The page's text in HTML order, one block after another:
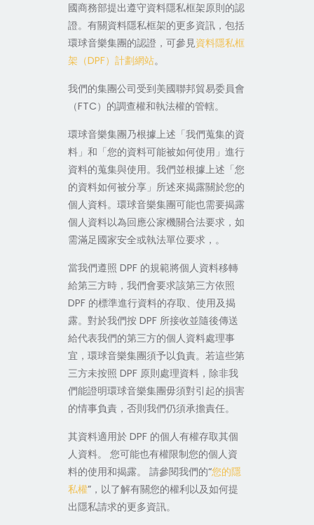
國商務部提出遵守資料隱私框架原則的認
證。有關資料隱私框架的更多資訊，包括
環球音樂集團的認證，可參見資料隱私框
架（DPF）計劃網站。
我們的集團公司受到美國聯邦貿易委員會
（FTC）的調查權和執法權的管轄。
環球音樂集團乃根據上述「我們蒐集的資
料」和「您的資料可能被如何使用」進行
資料的蒐集與使用。我們並根據上述「您
的資料如何被分享」所述來揭露關於您的
個人資料。環球音樂集團可能也需要揭露
個人資料以為回應公家機關合法要求，如
需滿足國家安全或執法單位要求，。
當我們遵照 DPF 的規範將個人資料移轉
給第三方時，我們會要求該第三方依照
DPF 的標準進行資料的存取、使用及揭
露。對於我們按 DPF 所接收並隨後傳送
給代表我們的第三方的個人資料處理事
宜，環球音樂集團須予以負責。若這些第
三方未按照 DPF 原則處理資料，除非我
們能證明環球音樂集團毋須對引起的損害
的情事負責，否則我們仍須承擔責任。
其資料適用於 DPF 的個人有權存取其個
人資料。 您可能也有權限制您的個人資
料的使用和揭露。 請參閱我們的“您的隱
私權”，以了解有關您的權利以及如何提
出隱私請求的更多資訊。